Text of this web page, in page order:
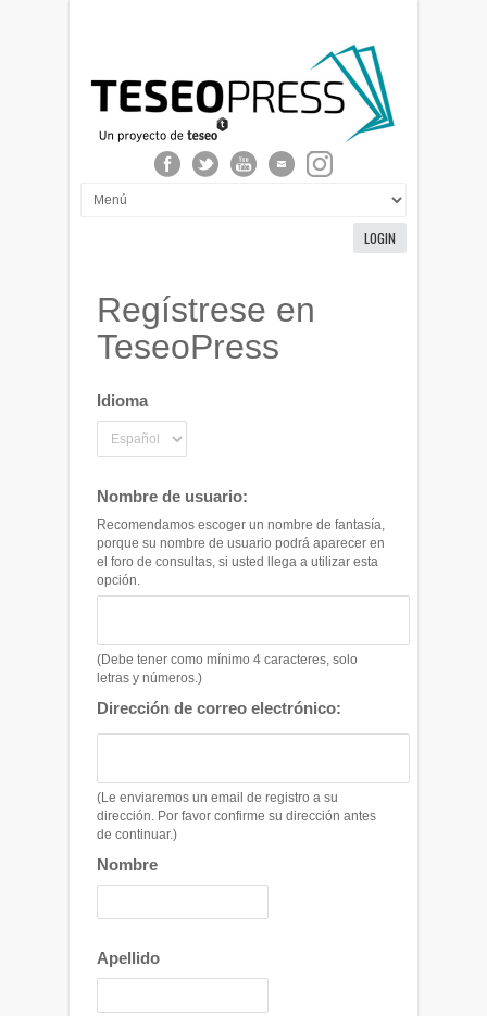
LOGIN
Regístrese en
TeseoPress
Idioma
Nombre de usuario:
Recomendamos escoger un nombre de fantasía,
porque su nombre de usuario podrá aparecer en
el foro de consultas, si usted llega a utilizar esta
opción.
(Debe tener como mínimo 4 caracteres, solo
letras y números.)
Dirección de correo electrónico:
(Le enviaremos un email de registro a su
dirección. Por favor confirme su dirección antes
de continuar.)
Nombre
Apellido